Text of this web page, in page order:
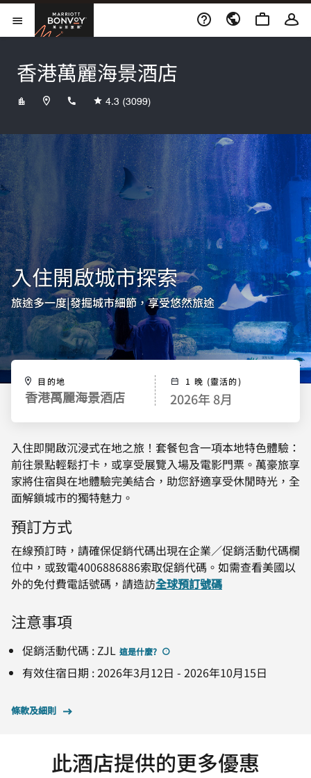
Skip to Content
開啟功能表
萬豪旅享家
香港萬麗海景酒店
+85228028888
4.3 (3099)
入住開啟城市探索
旅途多一度|發掘城市細節，享受悠然旅途
目的地
香港萬麗海景酒店
1 晚 (靈活的)
2026年 8月
入住即開啟沉浸式在地之旅！套餐包含一項本地特色體驗：
前往景點輕鬆打卡，或享受展覽入場及電影門票。萬豪旅享
家將住宿與在地體驗完美結合，助您舒適享受休閒時光，全
面解鎖城市的獨特魅力。
預訂方式
在線預訂時，請確保促銷代碼出現在企業／促銷活動代碼欄
位中，或致電4006886886索取促銷代碼。如需查看美國以
外的免付費電話號碼，請造訪全球預訂號碼
注意事項
促銷活動代碼 :ZJL 這是什麼?
有效住宿日期 :2026年3月12日 - 2026年10月15日
條款及細則
此酒店提供的更多優惠